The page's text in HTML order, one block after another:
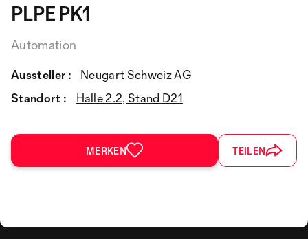
PLPE PK1
Automation
Aussteller :
Neugart Schweiz AG
Standort :
Halle 2.2, Stand D21
MERKEN TEILEN